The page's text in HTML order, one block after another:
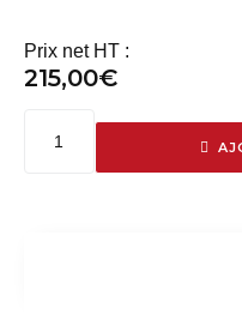
Prix net HT :
215,00€